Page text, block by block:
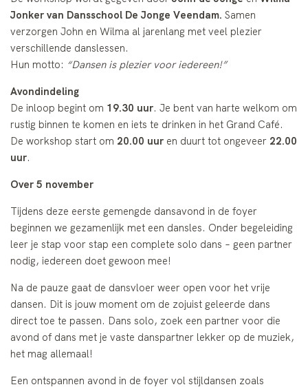
Jonker van Dansschool De Jonge Veendam. Samen
verzorgen John en Wilma al jarenlang met veel plezier
verschillende danslessen.
Hun motto: “Dansen is plezier voor iedereen!”
Avondindeling
De inloop begint om 19.30 uur. Je bent van harte welkom om
rustig binnen te komen en iets te drinken in het Grand Café.
De workshop start om 20.00 uur en duurt tot ongeveer 22.00
uur.
Over 5 november
Tijdens deze eerste gemengde dansavond in de foyer
beginnen we gezamenlijk met een dansles. Onder begeleiding
leer je stap voor stap een complete solo dans – geen partner
nodig, iedereen doet gewoon mee!
Na de pauze gaat de dansvloer weer open voor het vrije
dansen. Dit is jouw moment om de zojuist geleerde dans
direct toe te passen. Dans solo, zoek een partner voor die
avond of dans met je vaste danspartner lekker op de muziek,
het mag allemaal!
Een ontspannen avond in de foyer vol stijldansen zoals